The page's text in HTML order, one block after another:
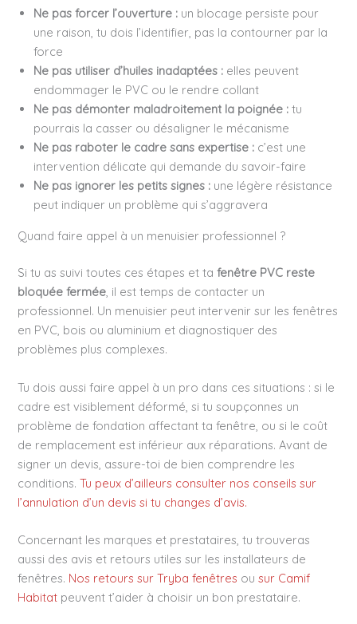
Ne pas forcer l’ouverture : un blocage persiste pour
une raison, tu dois l’identifier, pas la contourner par la
force
Ne pas utiliser d’huiles inadaptées : elles peuvent
endommager le PVC ou le rendre collant
Ne pas démonter maladroitement la poignée : tu
pourrais la casser ou désaligner le mécanisme
Ne pas raboter le cadre sans expertise : c’est une
intervention délicate qui demande du savoir-faire
Ne pas ignorer les petits signes : une légère résistance
peut indiquer un problème qui s’aggravera
Quand faire appel à un menuisier professionnel ?
Si tu as suivi toutes ces étapes et tafenêtre PVC reste
bloquée fermée, il est temps de contacter un
professionnel. Un menuisier peut intervenir sur les fenêtres
en PVC, bois ou aluminium et diagnostiquer des
problèmes plus complexes.
Tu dois aussi faire appel à un pro dans ces situations : si le
cadre est visiblement déformé, si tu soupçonnes un
problème de fondation affectant ta fenêtre, ou si le coût
de remplacement est inférieur aux réparations. Avant de
signer un devis, assure-toi de bien comprendre les
conditions.Tu peux d’ailleurs consulter nos conseils sur
l’annulation d’un devis si tu changes d’avis.
Concernant les marques et prestataires, tu trouveras
aussi des avis et retours utiles sur les installateurs de
fenêtres. Nos retours sur Tryba fenêtres ousur Camif
Habitat peuvent t’aider à choisir un bon prestataire.